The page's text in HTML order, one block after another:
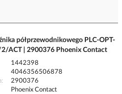
półprzewodnikowego PLC-OPT-
ACT | 2900376 Phoenix Contact
1442398
4046356506878
2900376
Phoenix Contact